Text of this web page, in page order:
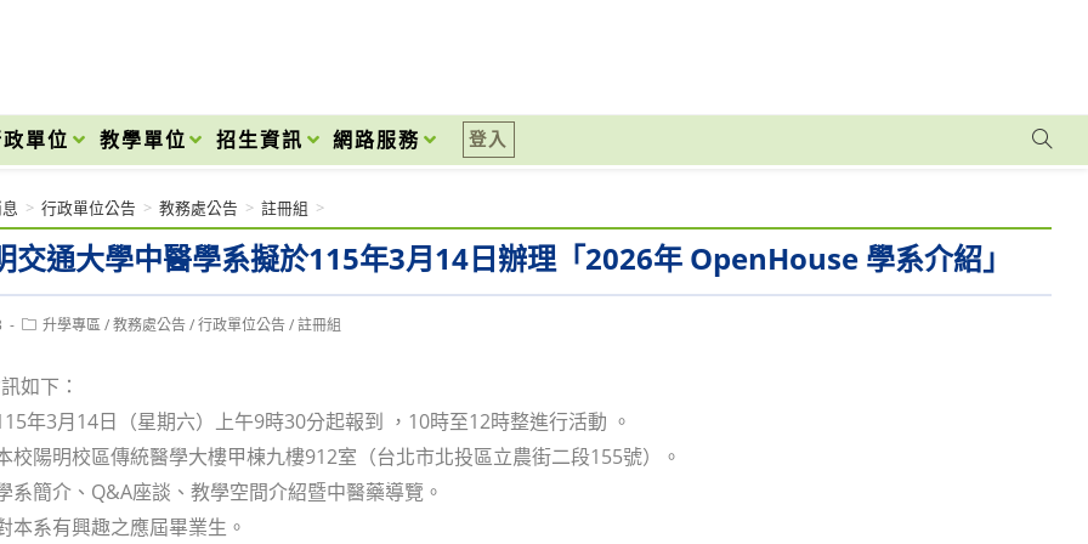
政單位 教學單位 招生資訊 網路服務 登入
交通大學中醫學系擬於115年3月14日辦理「2026年 OpenHouse 學系介紹」
> 行政單位公告 > 教務處公告 > 註冊組 >
Post升學專區 / 教務處公告 / 行政單位公告 / 註冊組
如下：
年3月14日（星期六）上午9時30分起報到 ，10時至12時整進行活動 。
校陽明校區傳統醫學大樓甲棟九樓912室（台北市北投區立農街二段155號）。
系簡介、Q&A座談、教學空間介紹暨中醫藥導覽。
本系有興趣之應屆畢業生。